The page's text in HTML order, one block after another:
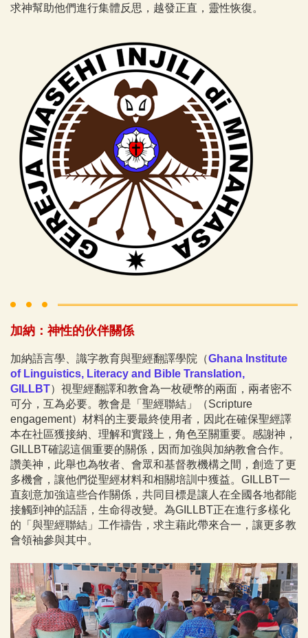
求神幫助他們進行集體反思，越發正直，靈性恢復。
加納：神性的伙伴關係
加納語言學、識字教育與聖經翻譯學院（Ghana Institute
of Linguistics, Literacy and Bible Translation,
GILLBT）視聖經翻譯和教會為一枚硬幣的兩面，兩者密不
可分，互為必要。教會是「聖經聯結」（Scripture
engagement）材料的主要最終使用者，因此在確保聖經譯
本在社區獲接納、理解和實踐上，角色至關重要。感謝神，
GILLBT確認這個重要的關係，因而加強與加納教會合作。
讚美神，此舉也為牧者、會眾和基督教機構之間，創造了更
多機會，讓他們從聖經材料和相關培訓中獲益。GILLBT一
直刻意加強這些合作關係，共同目標是讓人在全國各地都能
接觸到神的話語，生命得改變。為GILLBT正在進行多樣化
的「與聖經聯結」工作禱告，求主藉此帶來合一，讓更多教
會領袖參與其中。